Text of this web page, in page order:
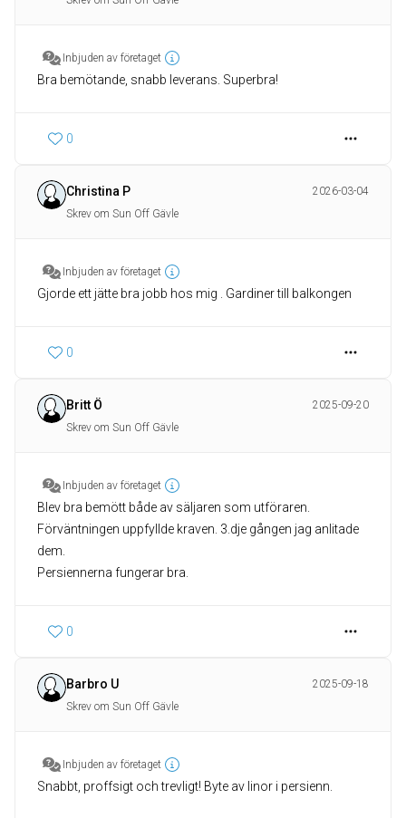
Inbjuden av företaget
Bra bemötande, snabb leverans. Superbra!
0
Christina P
2026-03-04
Skrev om Sun Off Gävle
Inbjuden av företaget
Gjorde ett jätte bra jobb hos mig . Gardiner till balkongen
0
Britt Ö
2025-09-20
Skrev om Sun Off Gävle
Inbjuden av företaget
Blev bra bemött både av säljaren som utföraren.
Förväntningen uppfyllde kraven. 3.dje gången jag anlitade
dem.
Persiennerna fungerar bra.
0
Barbro U
2025-09-18
Skrev om Sun Off Gävle
Inbjuden av företaget
Snabbt, proffsigt och trevligt! Byte av linor i persienn.